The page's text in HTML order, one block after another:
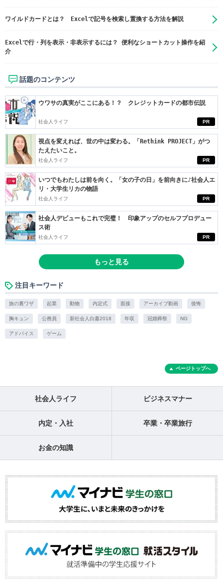
ワイルドカードとは？ Excelで記号を検索し置換する方法を解説
Excelで行・列を表示・非表示するには？ 便利なショートカット操作を紹
介
話題のコンテンツ
PR
ウワサの真実がここにある！？ クレジットカードの都市伝説
社会人ライフ
PR
視点を変えれば、世の中は変わる。「Rethink PROJECT」がつ
たえたいこと。
社会人ライフ
PR
いつでもわたしは前を向く。「女の子の日」を前向きに♪社会人エ
リ・大学生リカの物語
社会人ライフ
PR
社会人デビューもこれで完璧！ 印象アップのセルフプロデュー
ス術
社会人ライフ
もっと見る
注目キーワード
旅の裏ワザ 起業 動物 内定式 面接 アーカイブ動画 後悔
胸キュン 公務員 新社会人白書2018 年収 冠婚葬祭 NG
アドバイス ゲーム
ページトップへ
社会人ライフ ビジネスマナー
内定・入社 卒業・卒業旅行
お金の知識